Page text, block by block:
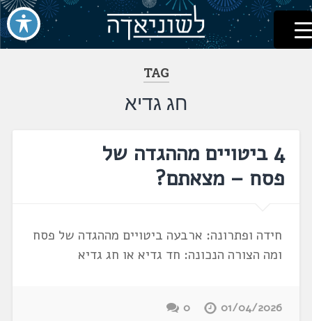
דלג
לתוכן
לשוניאדה
עברית. לשון. שפה
TAG
חג גדיא
4 ביטויים מההגדה של
פסח – מצאתם?
חידה ופתרונה: ארבעה ביטויים מההגדה של פסח
ומה הצורה הנכונה: חד גדיא או חג גדיא
01/04/2026
0